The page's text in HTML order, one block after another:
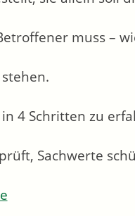
muss –
4 Schritten zu
Sachwerte